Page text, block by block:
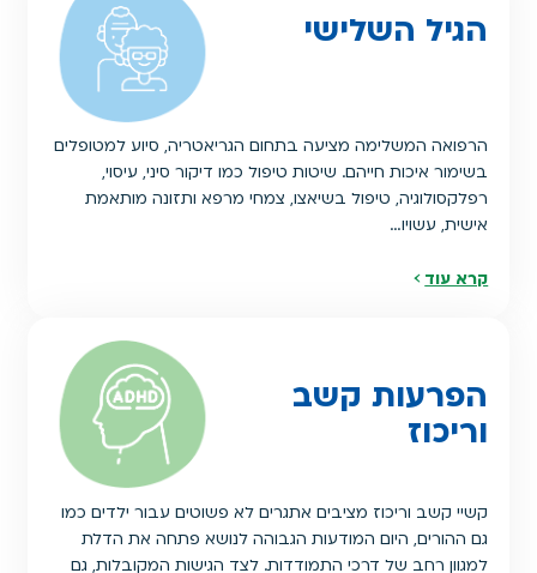
הגיל השלישי
הרפואה המשלימה מציעה בתחום הגריאטריה, סיוע למטופלים
בשימור איכות חייהם. שיטות טיפול כמו דיקור סיני, עיסוי,
רפלקסולוגיה, טיפול בשיאצו, צמחי מרפא ותזונה מותאמת
אישית, עשויו…
קרא עוד
הפרעות קשב
וריכוז
קשיי קשב וריכוז מציבים אתגרים לא פשוטים עבור ילדים כמו
גם ההורים, היום המודעות הגבוהה לנושא פתחה את הדלת
למגוון רחב של דרכי התמודדות. לצד הגישות המקובלות, גם